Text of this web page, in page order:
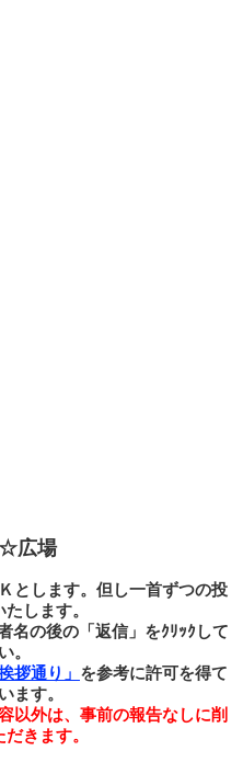
広場
とします。但し一首ずつの投
します。
名の後の「返信」をｸﾘｯｸして
。
拶通り」 を参考に許可を得て
ます。
以外は、事前の報告なしに削
きます。